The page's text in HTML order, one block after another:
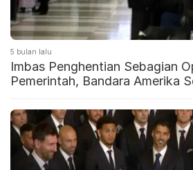
5 bulan lalu
Imbas Penghentian Sebagian
Pemerintah, Bandara Amerika